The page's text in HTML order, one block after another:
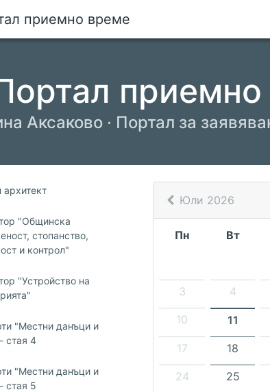
приемно време
Аксаково · Портал за
архитект
"Общинска
стопанство,
и контрол"
"Устройство на
"Местни данъци и
стая 4
"Местни данъци и
стая 5
Юли 2026
Пн Вт
3 4
10 11
17 18
24 25